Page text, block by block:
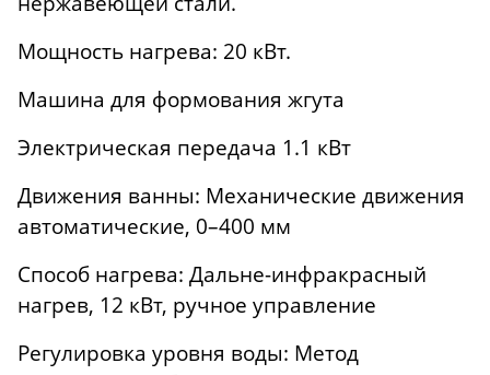
Мощность нагрева: 20 кВт.
Машина для формования жгута
Электрическая передача 1.1 кВт
Движения ванны: Механические движения
автоматические, 0–400 мм
Способ нагрева: Дальне-инфракрасный
нагрев, 12 кВт, ручное управление
Регулировка уровня воды: Метод